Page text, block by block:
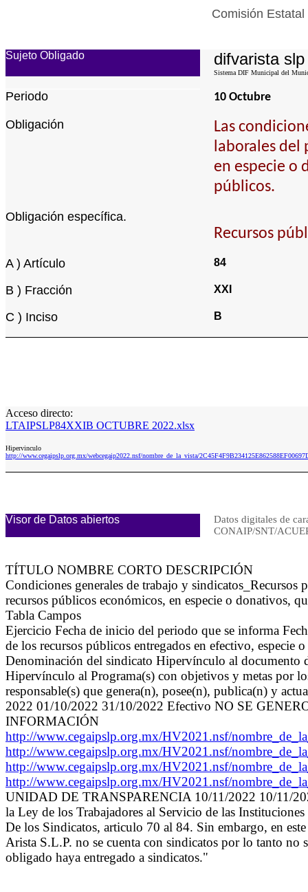
Comisión
Sujeto Obligado difvarista slp
Sistema DIF Municipal del
Periodo 10 Octubre
Obligación
Las
laborales del
en especie o
públicos.
Obligación específica.
Recursos
A ) Artículo 84
B ) Fracción XXI
C ) Inciso B
Acceso directo:
LTAIPSLP84XXIB OCTUBRE 2022.xlsx
Hipervinculo
http://www.cegaipslp.org.mx/webcegaip2022.nsf/nombre_de_la_vista/
Visor de Datos abiertos
Datos digitales de
CONAIP/SNT/
TÍTULO NOMBRE CORTO DESCRIPCIÓN
Condiciones generales de trabajo y
recursos públicos económicos, en especie o donativos,
Tabla Campos
Ejercicio Fecha de inicio del periodo que se informa
de los recursos públicos entregados en efectivo, especie
Denominación del sindicato Hipervínculo al documento
Hipervínculo al Programa(s) con objetivos y metas por
responsable(s) que genera(n), posee(n), publica(n) y
2022 01/10/2022 31/10/2022 Efectivo NO SE
INFORMACIÓN
http://www.cegaipslp.org.mx/HV2021.nsf/
http://www.cegaipslp.org.mx/HV2021.nsf/
http://www.cegaipslp.org.mx/HV2021.nsf/
http://www.cegaipslp.org.mx/HV2021.nsf/
UNIDAD DE TRANSPARENCIA 10/11/2022 10/11/
la Ley de los Trabajadores al Servicio de las
De los Sindicatos, articulo 70 al 84. Sin embargo, en
Arista S.L.P. no se cuenta con sindicatos por lo tanto no
obligado haya entregado a sindicatos."